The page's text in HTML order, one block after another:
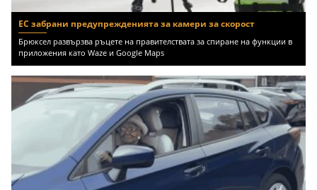
ЕС забрани предупрежденията за камери за скорост
Брюксел развързва ръцете на правителствата за спиране на функции в
приложения като Waze и Google Maps